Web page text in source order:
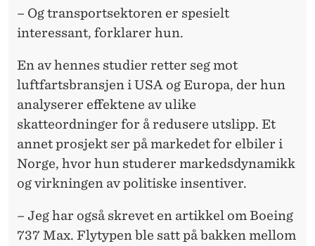
– Og transportsektoren er spesielt
interessant, forklarer hun.
En av hennes studier retter seg mot
luftfartsbransjen i USA og Europa, der hun
analyserer effektene av ulike
skatteordninger for å redusere utslipp. Et
annet prosjekt ser på markedet for elbiler i
Norge, hvor hun studerer markedsdynamikk
og virkningen av politiske insentiver.
– Jeg har også skrevet en artikkel om Boeing
737 Max. Flytypen ble satt på bakken mellom